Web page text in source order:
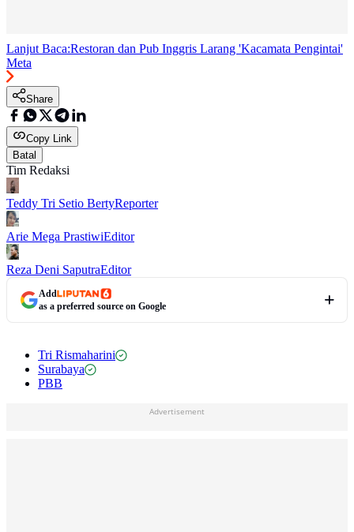
Lanjut Baca:Restoran dan Pub Inggris Larang 'Kacamata Pengintai'
Meta
Share
Copy Link
Batal
Tim Redaksi
Teddy Tri Setio BertyReporter
Arie Mega PrastiwiEditor
Reza Deni SaputraEditor
Add
as a preferred source on Google
Tri Rismaharini
Surabaya
PBB
Advertisement